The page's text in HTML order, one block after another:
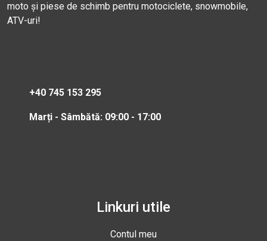
moto și piese de schimb pentru motociclete, snowmobile,
ATV-uri!
+40 745 153 295
Marți - Sâmbătă: 09:00 - 17:00
Linkuri utile
Contul meu